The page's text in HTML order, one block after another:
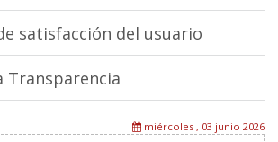
satisfacción del usuario
Transparencia
miércoles , 03 junio 2026